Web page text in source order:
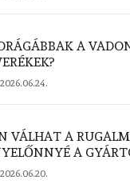
A
2026.06.24.
VÁLHAT A
A
2026.06.20.